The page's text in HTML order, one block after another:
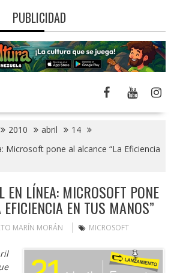
PUBLICIDAD
2010 abril
14
Microsoft pone al alcance “La Eficiencia
EN LÍNEA: MICROSOFT PONE
EN TUS MANOS”
MARÍN MORÁN MICROSOFT